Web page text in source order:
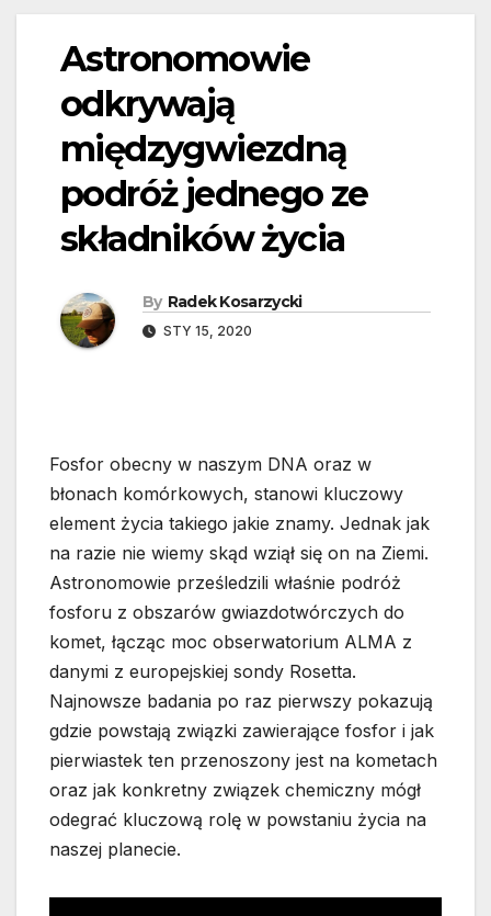
Astronomowie
odkrywają
międzygwiezdną
podróż jednego ze
składników życia
By Radek Kosarzycki
STY 15, 2020
Fosfor obecny w naszym DNA oraz w
błonach komórkowych, stanowi kluczowy
element życia takiego jakie znamy. Jednak jak
na razie nie wiemy skąd wziął się on na Ziemi.
Astronomowie prześledzili właśnie podróż
fosforu z obszarów gwiazdotwórczych do
komet, łącząc moc obserwatorium ALMA z
danymi z europejskiej sondy Rosetta.
Najnowsze badania po raz pierwszy pokazują
gdzie powstają związki zawierające fosfor i jak
pierwiastek ten przenoszony jest na kometach
oraz jak konkretny związek chemiczny mógł
odegrać kluczową rolę w powstaniu życia na
naszej planecie.